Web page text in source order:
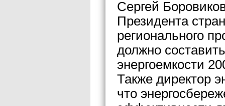
Сергей
Президента
регионального
должно
энергоемкости
Также директор
что